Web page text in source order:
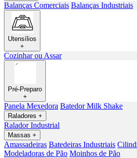
Balanças Comerciais Balanças Industriais
Utensílios
+
Cozinhar ou Assar
Pré-Preparo
+
Panela Mexedora Batedor Milk Shake
Raladores +
Ralador Industrial
Massas +
Amassadeiras Batedeiras Industriais
Modeladoras de Pão Moinhos de Pão